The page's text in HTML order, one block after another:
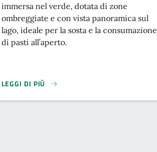
immersa nel verde, dotata di zone
ombreggiate e con vista panoramica sul
lago, ideale per la sosta e la consumazione
di pasti all’aperto.
LEGGI DI PIÙ